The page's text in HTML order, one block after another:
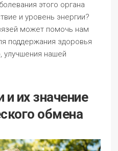
этого органа
и уровень энергии?
может помочь нам
поддержания здоровья
улучшения нашей
их значение
обмена